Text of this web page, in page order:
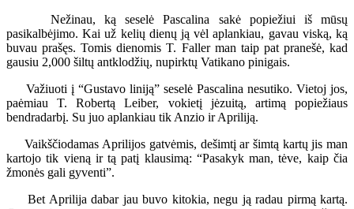
Nežinau, ką seselė Pascalina sakė popiežiui iš mūsų
pasikalbėjimo. Kai už kelių dienų ją vėl aplankiau, gavau viską, ką
buvau prašęs. Tomis dienomis T. Faller man taip pat pranešė, kad
gausiu 2,000 šiltų antklodžių, nupirktų Vatikano pinigais.
Važiuoti į “Gustavo liniją” seselė Pascalina nesutiko. Vietoj jos,
paėmiau T. Robertą Leiber, vokietį jėzuitą, artimą popiežiaus
bendradarbį. Su juo aplankiau tik Anzio ir Apriliją.
Vaikščiodamas Aprilijos gatvėmis, dešimtį ar šimtą kartų jis man
kartojo tik vieną ir tą patį klausimą: “Pasakyk man, tėve, kaip čia
žmonės gali gyventi”.
Bet Aprilija dabar jau buvo kitokia, negu ją radau pirmą kartą.